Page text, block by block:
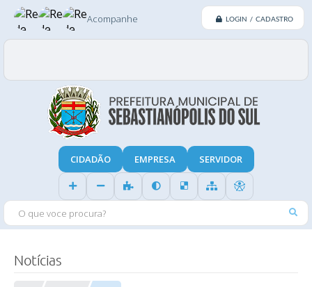
LOGIN / CADASTRO
O QUE VOCE PROCURA?
Acompanhe
CIDADÃO EMPRESA SERVIDOR
Notícias